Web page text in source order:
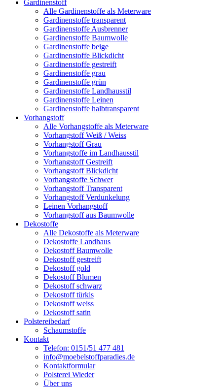
Gardinenstoff
Alle Gardinenstoffe als Meterware
Gardinenstoffe transparent
Gardinenstoffe Ausbrenner
Gardinenstoffe Baumwolle
Gardinenstoffe beige
Gardinenstoffe Blickdicht
Gardinenstoffe gestreift
Gardinenstoffe grau
Gardinenstoffe grün
Gardinenstoffe Landhausstil
Gardinenstoffe Leinen
Gardinenstoffe halbtransparent
Vorhangstoff
Alle Vorhangstoffe als Meterware
Vorhangstoff Weiß / Weiss
Vorhangstoff Grau
Vorhangstoffe im Landhausstil
Vorhangstoff Gestreift
Vorhangstoff Blickdicht
Vorhangstoffe Schwer
Vorhangstoff Transparent
Vorhangstoff Verdunkelung
Leinen Vorhangstoff
Vorhangstoff aus Baumwolle
Dekostoffe
Alle Dekostoffe als Meterware
Dekostoffe Landhaus
Dekostoff Baumwolle
Dekostoff gestreift
Dekostoff gold
Dekostoff Blumen
Dekostoff schwarz
Dekostoff türkis
Dekostoff weiss
Dekostoff satin
Polstereibedarf
Schaumstoffe
Kontakt
Telefon: 0151/51 477 481
info@moebelstoffparadies.de
Kontaktformular
Polsterei Wieder
Über uns